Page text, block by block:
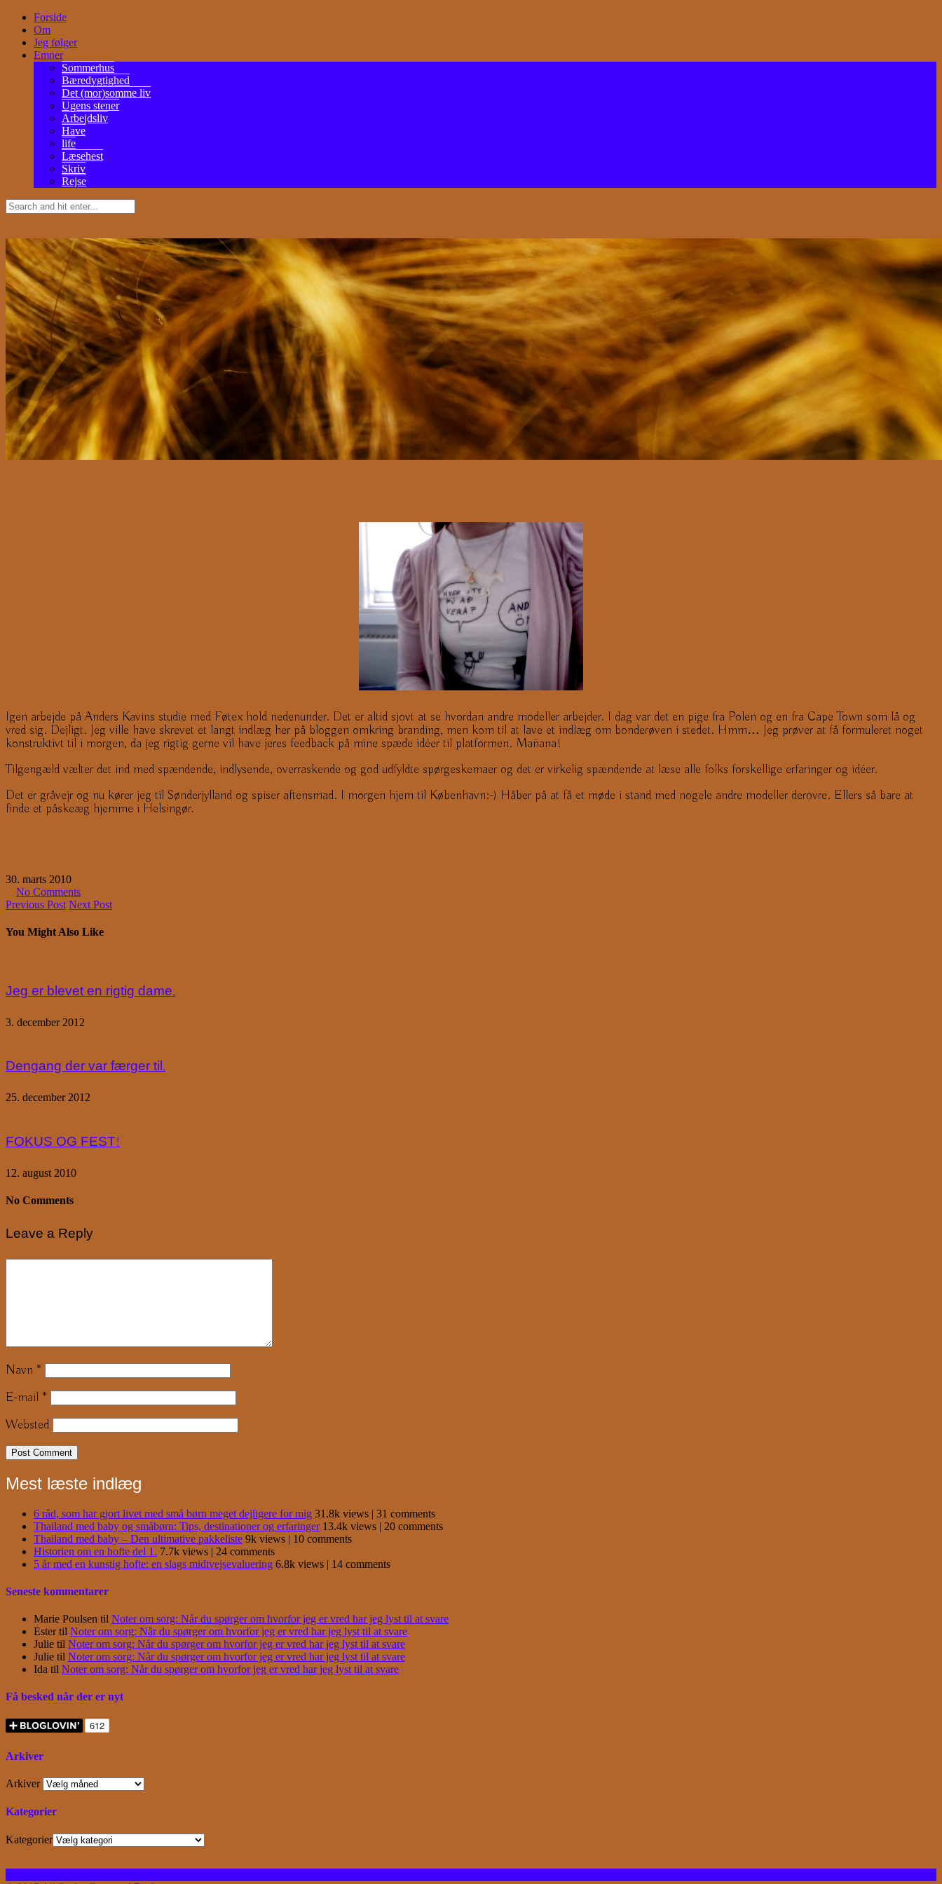
Forside
Om
Jeg følger
Emner
Sommerhus
Bæredygtighed
Det (mor)somme liv
Ugens stener
Arbejdsliv
Have
life
Læsehest
Skriv
Rejse
Igen arbejde på Anders Kavins studie med Føtex hold nedenunder. Det er altid sjovt at se hvordan andre modeller arbejder. I dag var det en pige fra Polen og en fra Cape Town som lå og
vred sig. Dejligt. Jeg ville have skrevet et langt indlæg her på bloggen omkring branding, men kom til at lave et indlæg om bonderøven i stedet. Hmm… Jeg prøver at få formuleret noget
konstruktivt til i morgen, da jeg rigtig gerne vil have jeres feedback på mine spæde idéer til platformen. Mañana!
Tilgengæld vælter det ind med spændende, indlysende, overraskende og god udfyldte spørgeskemaer og det er virkelig spændende at læse alle folks forskellige erfaringer og idéer.
Det er gråvejr og nu kører jeg til Sønderjylland og spiser aftensmad. I morgen hjem til København:-) Håber på at få et møde i stand med nogele andre modeller derovre. Ellers så bare at
finde et påskeæg hjemme i Helsingør.
30. marts 2010
No Comments
Previous Post Next Post
You Might Also Like
Jeg er blevet en rigtig dame.
3. december 2012
Dengang der var færger til.
25. december 2012
FOKUS OG FEST!
12. august 2010
No Comments
Leave a Reply
Navn *
E-mail *
Websted
Mest læste indlæg
6 råd, som har gjort livet med små børn meget dejligere for mig 31.8k views | 31 comments
Thailand med baby og småbørn: Tips, destinationer og erfaringer 13.4k views | 20 comments
Thailand med baby – Den ultimative pakkeliste 9k views | 10 comments
Historien om en hofte del 1. 7.7k views | 24 comments
5 år med en kunstig hofte: en slags midtvejsevaluering 6.8k views | 14 comments
Seneste kommentarer
Marie Poulsen til Noter om sorg: Når du spørger om hvorfor jeg er vred har jeg lyst til at svare
Estertil Noter om sorg: Når du spørger om hvorfor jeg er vred har jeg lyst til at svare
Julie til Noter om sorg: Når du spørger om hvorfor jeg er vred har jeg lyst til at svare
Julie til Noter om sorg: Når du spørger om hvorfor jeg er vred har jeg lyst til at svare
Ida til Noter om sorg: Når du spørger om hvorfor jeg er vred har jeg lyst til at svare
Få besked når der er nyt
Arkiver
Arkiver
Kategorier
Kategorier